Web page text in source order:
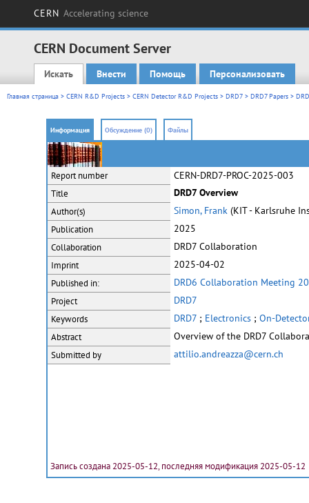
CERN Accelerating science
CERN Document Server
Main menu
Искать Внести Помощь Персонализовать
Главная страница > CERN R&D Projects > CERN Detector R&D Projects > DRD7 > DRD7 Papers >
Информация Обсуждение (0) Файлы
Report number CERN-DRD7-PROC-2025-003
Title DRD7 Overview
Author(s) Simon, Frank (KIT - Karlsruhe
Publication 2025
Collaboration DRD7 Collaboration
Imprint 2025-04-02
Published in: DRD6 Collaboration Meeting
Project DRD7
Keywords DRD7 ; Electronics ; On-
Abstract Overview of the DRD7
Submitted by attilio.andreazza@cern.ch
Запись создана 2025-05-12, последняя модификация 2025-05-12